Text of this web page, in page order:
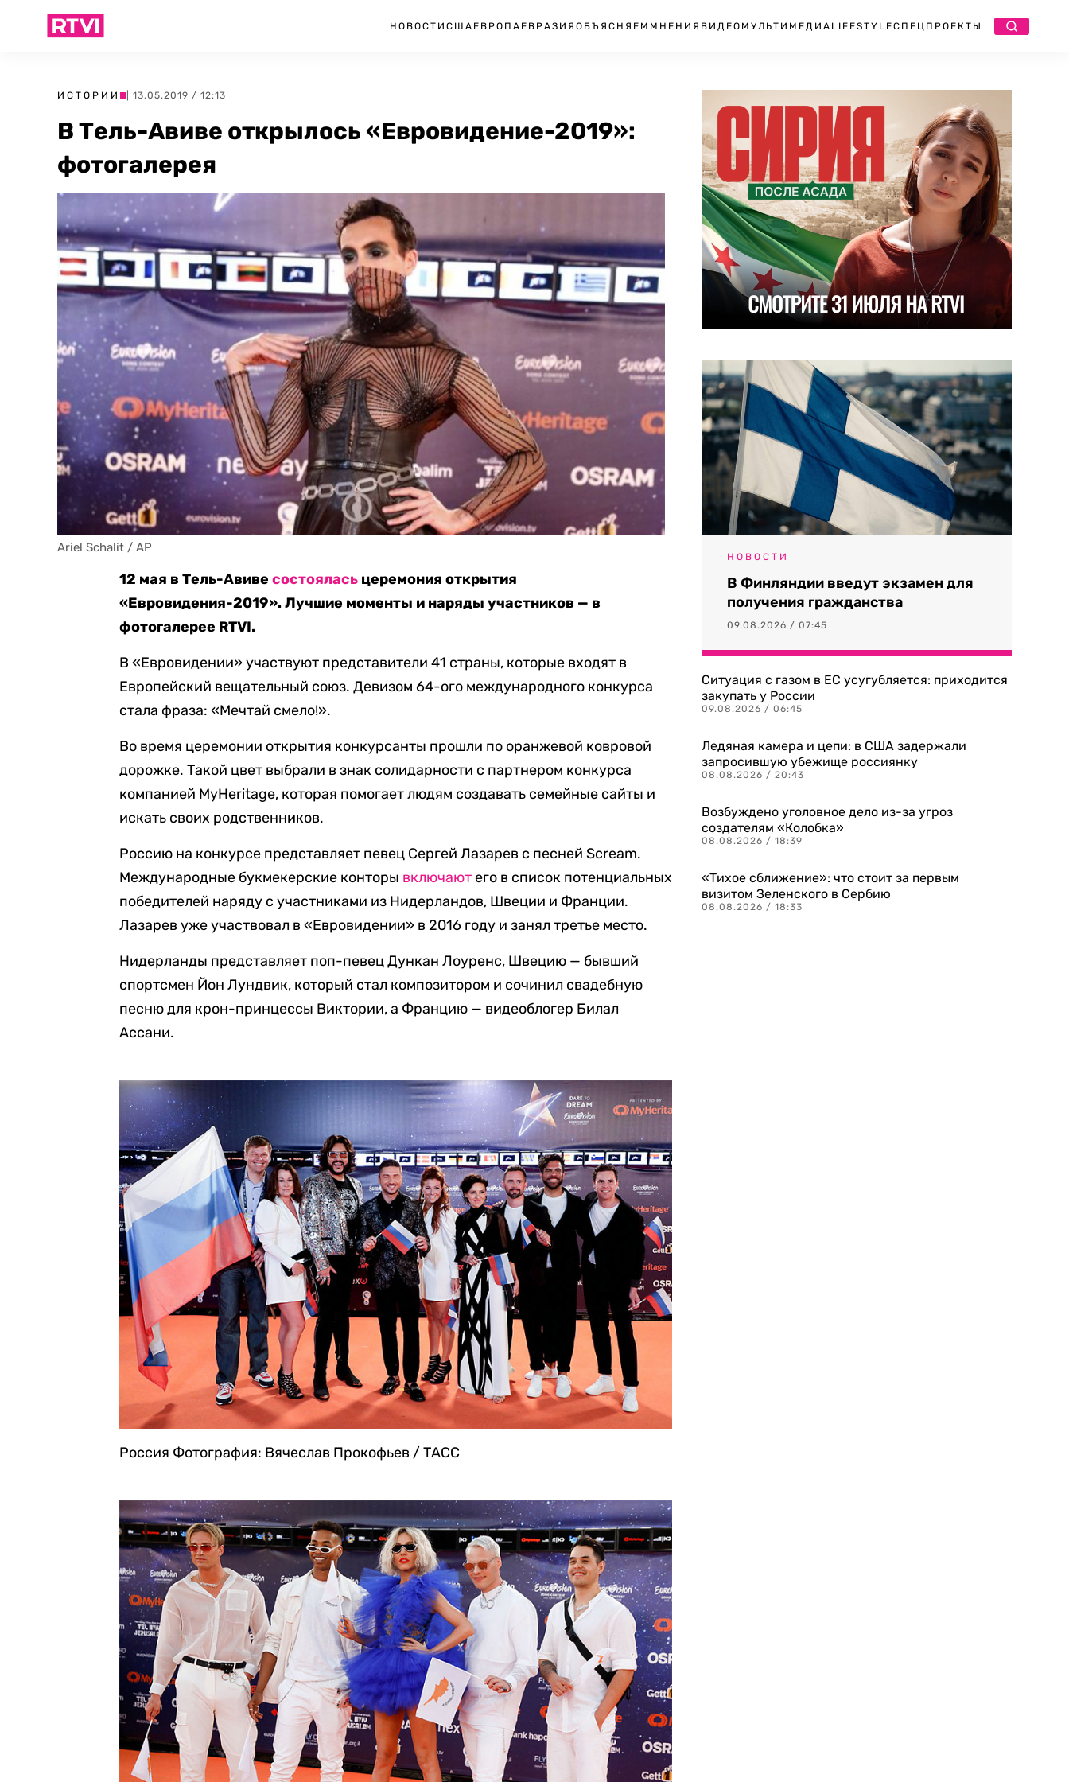
НОВОСТИ США ЕВРОПА ЕВРАЗИЯ ОБЪЯСНЯЕМ МНЕНИЯ ВИДЕО МУЛЬТИМЕДИА LIFESTYLEСПЕЦПРОЕКТЫ
ИСТОРИИ | 13.05.2019 / 12:13
В Тель-Авиве открылось «Евровидение-2019»:
фотогалерея
Ariel Schalit / AP
12 мая в Тель-Авиве состоялась церемония открытия
«Евровидения-2019». Лучшие моменты и наряды участников — в
фотогалерее RTVI.
В «Евровидении» участвуют представители 41 страны, которые входят в
Европейский вещательный союз. Девизом 64-ого международного конкурса
стала фраза: «Мечтай смело!».
Во время церемонии открытия конкурсанты прошли по оранжевой ковровой
дорожке. Такой цвет выбрали в знак солидарности с партнером конкурса
компанией MyHeritage, которая помогает людям создавать семейные сайты и
искать своих родственников.
Россию на конкурсе представляет певец Сергей Лазарев с песней Scream.
Международные букмекерские конторы включаютего в список потенциальных
победителей наряду с участниками из Нидерландов, Швеции и Франции.
Лазарев уже участвовал в «Евровидении» в 2016 году и занял третье место.
Нидерланды представляет поп-певец Дункан Лоуренс, Швецию — бывший
спортсмен Йон Лундвик, который стал композитором и сочинил свадебную
песню для крон-принцессы Виктории, а Францию — видеоблогер Билал
Ассани.
Россия Фотография: Вячеслав Прокофьев / ТАСС
НОВОСТИ
В Финляндии введут экзамен для
получения гражданства
09.08.2026 / 07:45
Ситуация с газом в ЕС усугубляется: приходится
закупать у России
09.08.2026 / 06:45
Ледяная камера и цепи: в США задержали
запросившую убежище россиянку
08.08.2026 / 20:43
Возбуждено уголовное дело из-за угроз
создателям «Колобка»
08.08.2026 / 18:39
«Тихое сближение»: что стоит за первым
визитом Зеленского в Сербию
08.08.2026 / 18:33